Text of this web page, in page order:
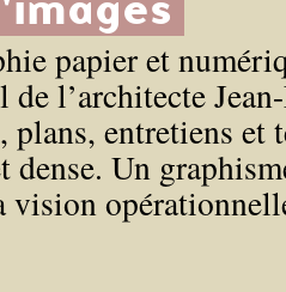
papier et
l’architecte
plans, entretiens et
dense. Un
vision